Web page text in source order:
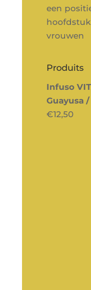
een
vrouwen
Produits
Infuso
Guayusa
€12,50